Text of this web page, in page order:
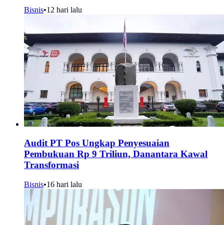
Bisnis•12 hari lalu
Audit PT Pos Ungkap Penyesuaian
Pembukuan Rp 9 Triliun, Danantara Kawal
Transformasi
Bisnis•16 hari lalu